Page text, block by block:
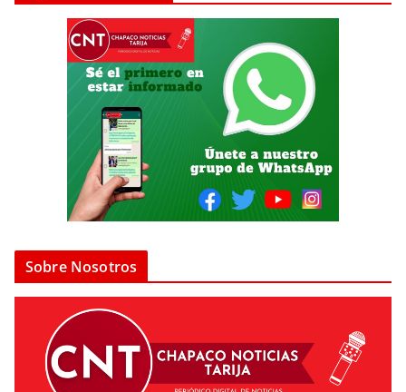
Sobre Nosotros